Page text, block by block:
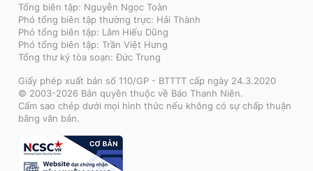
Tổng biên tập: Nguyễn Ngọc Toàn
Phó tổng biên tập thường trực: Hải Thành
Phó tổng biên tập: Lâm Hiếu Dũng
Phó tổng biên tập: Trần Việt Hưng
Tổng thư ký tòa soạn: Đức Trung
Giấy phép xuất bản số 110/GP - BTTTT cấp ngày 24.3.2020
© 2003-2026 Bản quyền thuộc về Báo Thanh Niên.
Cấm sao chép dưới mọi hình thức nếu không có sự chấp thuận
bằng văn bản.